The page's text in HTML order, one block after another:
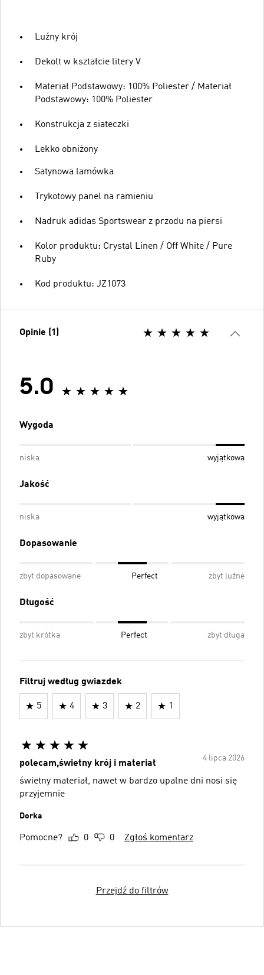
Luźny krój
Dekolt w kształcie litery V
Materiał Podstawowy: 100% Poliester / Materiał
Podstawowy: 100% Poliester
Konstrukcja z siateczki
Lekko obniżony
Satynowa lamówka
Trykotowy panel na ramieniu
Nadruk adidas Sportswear z przodu na piersi
Kolor produktu: Crystal Linen / Off White / Pure
Ruby
Kod produktu: JZ1073
Opinie (1)
5.0
Wygoda
niska wyjątkowa
Jakość
niska wyjątkowa
Dopasowanie
zbyt dopasowane Perfect zbyt luźne
Długość
zbyt krótka Perfect zbyt długa
Filtruj według gwiazdek
5 4 3 2 1
4 lipca 2026
polecam,świetny krój i materiał
świetny materiał, nawet w bardzo upalne dni nosi się
przyjemnie
Dorka
Pomocne? 0 0 Zgłoś komentarz
Przejdź do filtrów